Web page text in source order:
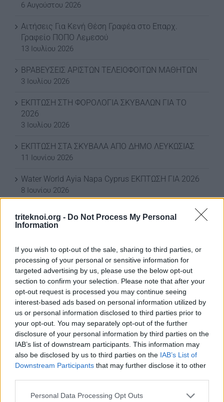
triteknoi.org - Do Not Process My Personal
Information
If you wish to opt-out of the sale, sharing to third parties, or
processing of your personal or sensitive information for
targeted advertising by us, please use the below opt-out
section to confirm your selection. Please note that after your
opt-out request is processed you may continue seeing
interest-based ads based on personal information utilized by
us or personal information disclosed to third parties prior to
your opt-out. You may separately opt-out of the further
disclosure of your personal information by third parties on the
IAB’s list of downstream participants. This information may
also be disclosed by us to third parties on the IAB’s List of
Downstream Participants that may further disclose it to other
Personal Data Processing Opt Outs
6 Αυγούστου 2026
Αιτήσεις Για Κενή Θέση Γραφέα στο Επαρχ.
Γραφείο ΠΟΠΟ Λεμεσού
13 Ιουλίου 2026
ΒΡΑΒΕΥΣΕΙΣ ΑΡΙΣΤΩΝ ΤΕΛΕΙΟΦΟΙΤΩΝ ΜΑΘΗΤΩΝ
3 Ιουλίου 2026
ΕΚΠΤΩΣΗ ΣΤΗ ΦΟΡΟΛΟΓΙΑ ΣΚΥΒΑΛΩΝ ΓΙΑ ΤΟ
2026
3 Ιουλίου 2026
ΕΚΠΤΩΣΗ ΣΤΑ ΣΚΥΒΑΛΑ ΑΠΟ ΔΗΜΟ ΛΕΥΚΩΣΙΑΣ
11 Ιουνίου 2026
Water World Ayia Napa Cyprus ΕΚΠΤΩΣΗ ΓΙΑ 2026
8 Ιουνίου 2026
ΕΚΠΤΩΣΗ ΑΠΟ ΚΟΙΝΟΤΙΚΟ ΣΥΜΒΟΥΛΙΟ
ΜΑΡΩΝΙΟΥ
ΟΙ ΕΚΔΗΛΩΣΕΙΣ ΜΑΣ